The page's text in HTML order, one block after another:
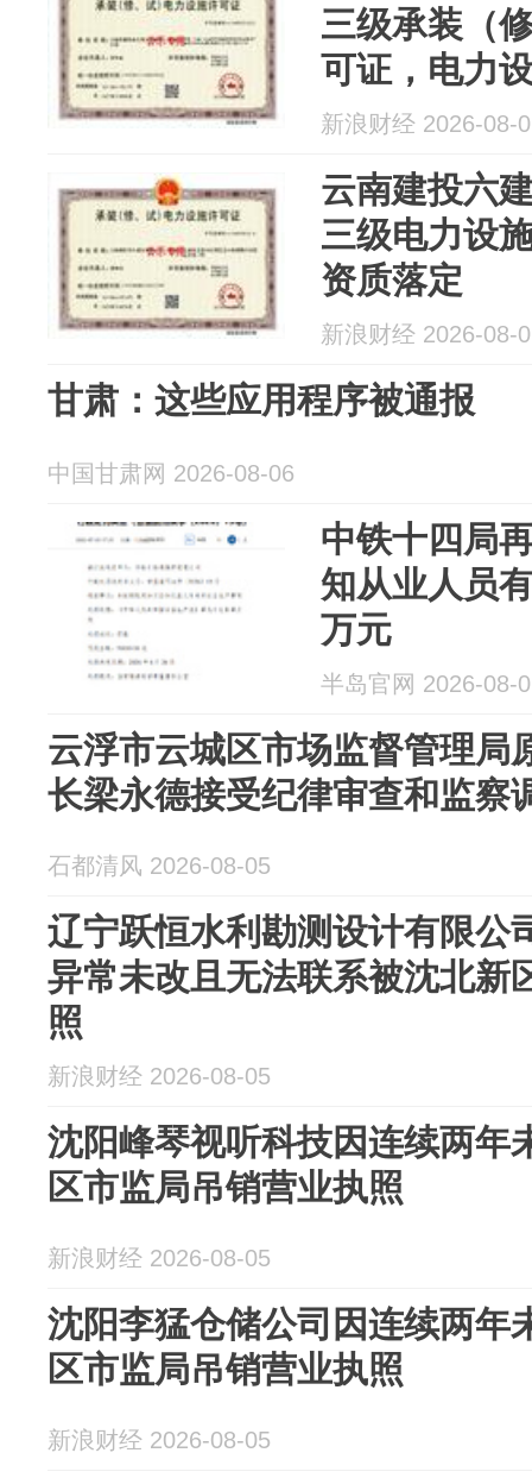
三级承装（
可证，电力
新浪财经 2026-08-
云南建投六
三级电力设
资质落定
新浪财经 2026-08-
甘肃：这些应用程序被通报
中国甘肃网 2026-08-06
中铁十四局
知从业人员
万元
半岛官网 2026-08-
云浮市云城区市场监督管理局
长梁永德接受纪律审查和监察
石都清风 2026-08-05
辽宁跃恒水利勘测设计有限公
异常未改且无法联系被沈北新
照
新浪财经 2026-08-05
沈阳峰琴视听科技因连续两年
区市监局吊销营业执照
新浪财经 2026-08-05
沈阳李猛仓储公司因连续两年
区市监局吊销营业执照
新浪财经 2026-08-05